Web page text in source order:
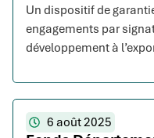
Un dispositif de
engagements par
développement à
6 août 2025